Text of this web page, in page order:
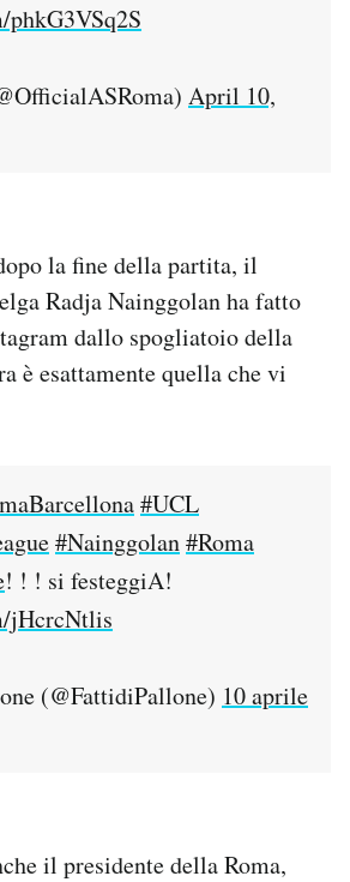
April 10,
la fine della partita, il
Radja Nainggolan ha fatto
dallo spogliatoio della
è esattamente quella che vi
#UCL
#Nainggolan#Roma
! ! ! si festeggiA!
jHcrcNtlis
(@FattidiPallone) 10 aprile
il presidente della Roma,